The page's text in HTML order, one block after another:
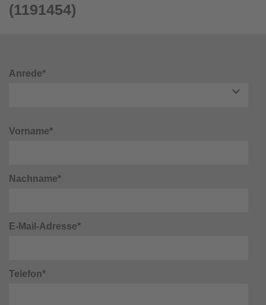
(1191454)
Anrede*
Vorname*
Nachname*
E-Mail-Adresse*
Telefon*